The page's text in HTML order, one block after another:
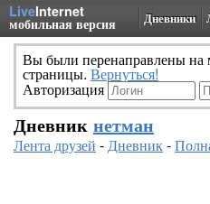
LiveInternet
мобильная версия Дневники
Вы были перенаправлены
страницы. Вернуться!
Авторизация
Дневник нетман
Лента друзей -Дневник-